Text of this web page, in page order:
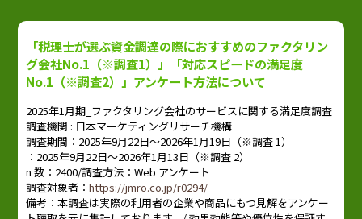
「税理士が選ぶ資金調達の際におすすめのファクタリン
グ会社No.1（※調査1）」
「対応スピードの満足度
No.1（※調査2）」 アンケート方法について
2025年1月期_ファクタリング会社のサービスに関する満足度調査
調査機関 : 日本マーケティングリサーチ機構
調査期間：2025年9月22日～2026年1月19日（※調査 1）
：2025年9月22日～2026年1月13日（※調査 2）
n 数：2400/調査方法：Web アンケート
調査対象者：https://jmro.co.jp/r0294/
備考：本調査は実際の利用者の企業や商品にもつ見解をアンケー